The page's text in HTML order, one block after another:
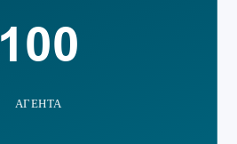
100
АГЕНТА